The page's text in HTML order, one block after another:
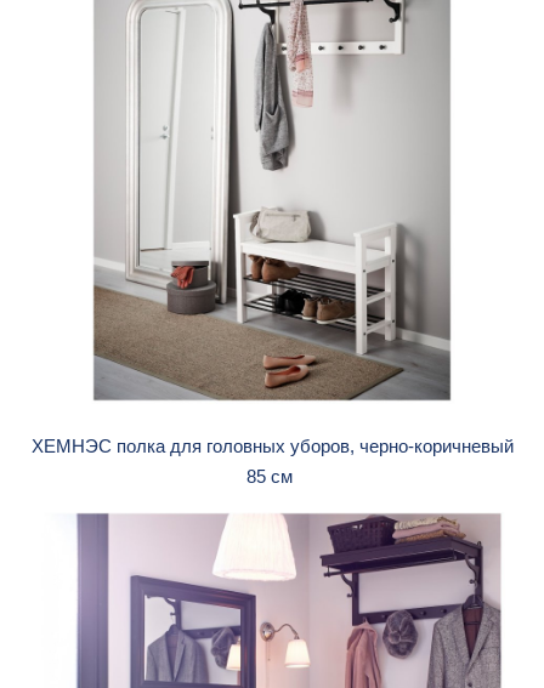
ХЕМНЭС полка для головных уборов, черно-коричневый
85 см